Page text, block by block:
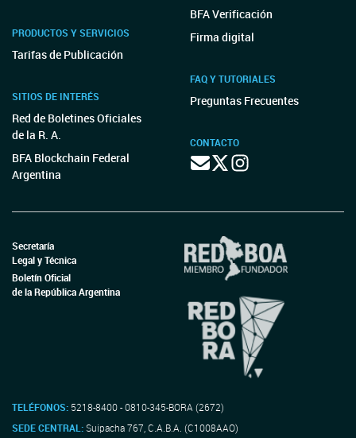
PRODUCTOS Y SERVICIOS
Tarifas de Publicación
SITIOS DE INTERÉS
Red de Boletines Oficiales
de la R. A.
BFA Blockchain Federal
Argentina
BFA Verificación
Firma digital
FAQ Y TUTORIALES
Preguntas Frecuentes
CONTACTO
Secretaría
Legal y Técnica
Boletín Oficial
de la República Argentina
TELÉFONOS: 5218-8400 - 0810-345-BORA (2672)
SEDE CENTRAL:Suipacha 767, C.A.B.A. (C1008AAO)